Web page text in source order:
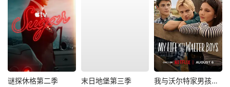
谜探休格第二季 末日地堡第三季 我与沃尔特家男孩的生活第三季